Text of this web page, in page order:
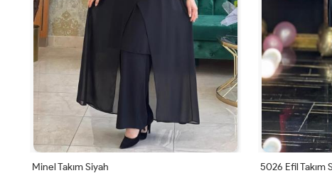
Minel Takım Siyah 5026 Efil Takım